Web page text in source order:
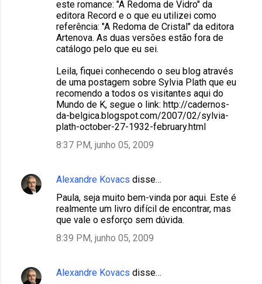
este romance: "A Redoma de Vidro" da
editora Record e o que eu utilizei como
referência: "A Redoma de Cristal" da editora
Artenova. As duas versões estão fora de
catálogo pelo que eu sei.
Leila, fiquei conhecendo o seu blog através
de uma postagem sobre Sylvia Plath que eu
recomendo a todos os visitantes aqui do
Mundo de K, segue o link: http://cadernos-
da-belgica.blogspot.com/2007/02/sylvia-
plath-october-27-1932-february.html
8:37 PM, junho 05, 2009
Alexandre Kovacs disse…
Paula, seja muito bem-vinda por aqui. Este é
realmente um livro difícil de encontrar, mas
que vale o esforço sem dúvida.
8:39 PM, junho 05, 2009
Alexandre Kovacs disse…